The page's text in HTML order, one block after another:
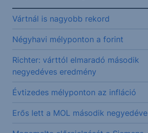
Vártnál is nagyobb rekord
Négyhavi mélyponton a forint
Richter: várttól elmaradó második
negyedéves eredmény
Évtizedes mélyponton az infláció
Erős lett a MOL második negyedéve